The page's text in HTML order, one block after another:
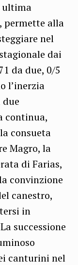
ultima
permette alla
nel
dai
da due, 0/5
l’inerzia
continua,
consueta
Magro, la
di Farias,
convinzione
canestro,
in
successione
canturini nel